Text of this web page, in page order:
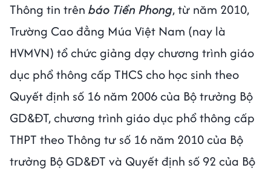
Thông tin trên báo Tiền Phong, từ năm 2010,
Trường Cao đẳng Múa Việt Nam (nay là
HVMVN) tổ chức giảng dạy chương trình giáo
dục phổ thông cấp THCS cho học sinh theo
Quyết định số 16 năm 2006 của Bộ trưởng Bộ
GD&ĐT, chương trình giáo dục phổ thông cấp
THPT theo Thông tư số 16 năm 2010 của Bộ
trưởng Bộ GD&ĐT và Quyết định số 92 của Bộ